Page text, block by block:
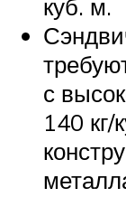
куб. м.
с
140